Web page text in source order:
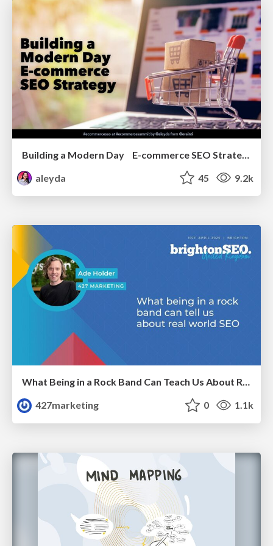
aleyda
45 9.2k
What Being in a Rock Band Can Teach Us About Real World SEO
427marketing
0 1.1k